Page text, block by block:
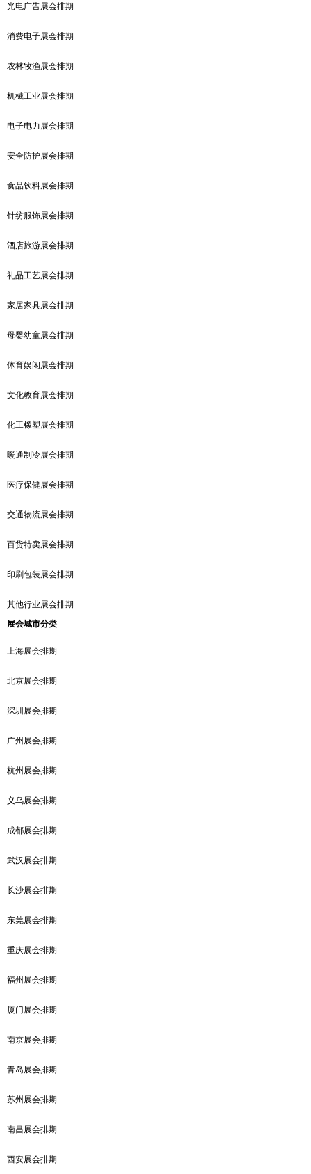
光电广告展会排期
消费电子展会排期
农林牧渔展会排期
机械工业展会排期
电子电力展会排期
安全防护展会排期
食品饮料展会排期
针纺服饰展会排期
酒店旅游展会排期
礼品工艺展会排期
家居家具展会排期
母婴幼童展会排期
体育娱闲展会排期
文化教育展会排期
化工橡塑展会排期
暖通制冷展会排期
医疗保健展会排期
交通物流展会排期
百货特卖展会排期
印刷包装展会排期
其他行业展会排期
展会城市分类
上海展会排期
北京展会排期
深圳展会排期
广州展会排期
杭州展会排期
义乌展会排期
成都展会排期
武汉展会排期
长沙展会排期
东莞展会排期
重庆展会排期
福州展会排期
厦门展会排期
南京展会排期
青岛展会排期
苏州展会排期
南昌展会排期
西安展会排期